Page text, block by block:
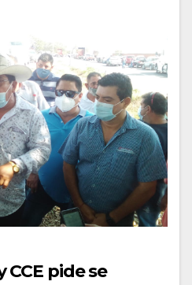
CCE pide se